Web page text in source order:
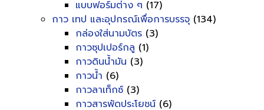
แบบฟอร์มต่าง ๆ (17)
กาว เทป และอุปกรณ์เพื่อการบรรจุ (134)
กล่องใส่นามบัตร (3)
กาวซุปเปอร์กลู (1)
กาวดินน้ำมัน (3)
กาวน้ำ (6)
กาวลาเท็กซ์ (3)
กาวสารพัดประโยชน์ (6)